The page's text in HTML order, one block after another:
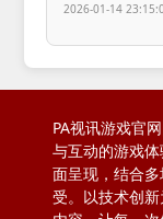
2026-01-14
PA视讯游戏官
与互动的游戏
面呈现，结合
受。以技术创